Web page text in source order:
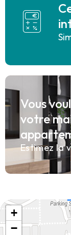
Vous
votre
Estimez la
+
−